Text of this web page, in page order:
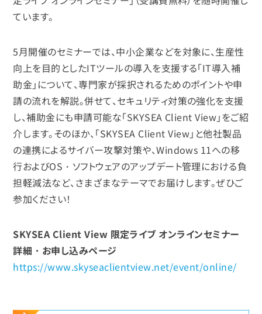
ています。
5月開催のセミナーでは、中小企業などを対象に、生産性
向上を目的としたITツールの導入を支援する「IT導入補
助金」について、専門家が採択されるためのポイントや申
請の流れを解説。併せて、セキュリティ対策の強化を支援
し、補助金にも申請可能な「SKYSEA Client View」をご紹
介します。そのほか、「SKYSEA Client View」と他社製品
の連携によるサイバー攻撃対策や、Windows 11への移
行およびOS・ソフトウェアのアップデート管理における負
担軽減法など、さまざまなテーマでお届けします。ぜひご
参加ください！
SKYSEA Client View 限定ライブ オンラインセミナー
詳細・お申し込みページ
https://www.skyseaclientview.net/event/online/